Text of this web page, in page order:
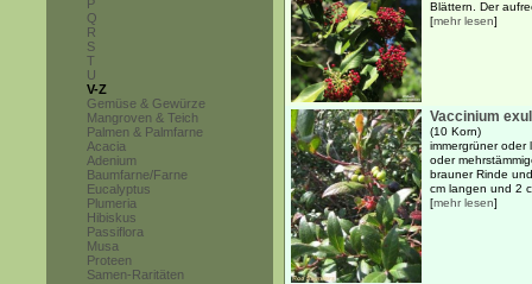
P
Q
R
S
T
U
V-Z
Gemüse & Gewürze
Mangroven & Teich
Palmen & Palmfarne
Acacia
Adenium
Baumfarne/Farne
Eucalyptus
Plumeria
Hibiskus
Passiflora
Musa
Proteen
Samen-Raritäten
Blättern. Der
[mehr lesen]
Vaccinium exul
(10 Korn)
immergrüner oder
oder
brauner Rinde
cm langen und 2
[mehr lesen]